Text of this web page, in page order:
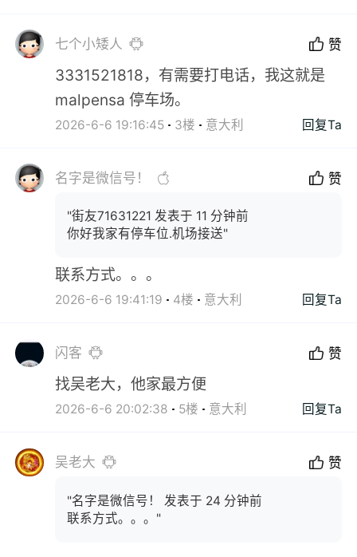
七个小矮人 赞
3331521818，有需要打电话，我这就是
malpensa 停车场。
2026-6-6 19:16:45 3楼 意大利 回复Ta
名字是微信号！ 赞
"街友71631221 发表于 11 分钟前
你好我家有停车位.机场接送"
联系方式。。。
2026-6-6 19:41:19 4楼 意大利 回复Ta
闪客 赞
找吴老大，他家最方便
2026-6-6 20:02:38 5楼 意大利 回复Ta
吴老大 赞
"名字是微信号！ 发表于 24 分钟前
联系方式。。。"